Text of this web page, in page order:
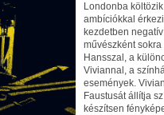
Londonba
ambíciókkal
kezdetben
művészként
Hansszal, a
Viviannal, a
események.
Faustusát állítja
készítsen